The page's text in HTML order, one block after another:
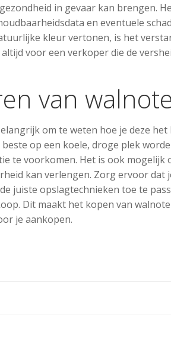
in gevaar kan brengen.
en eventuele
kleur vertonen, is het
voor een verkoper die de
van
om te weten hoe je deze
op een koele, droge plek
te voorkomen. Het is ook mogelijk
kan verlengen. Zorg ervoor dat
juiste opslagtechnieken toe te
Dit maakt het kopen van
je aankopen.